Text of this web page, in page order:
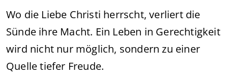
Wo die Liebe Christi herrscht, verliert die
Sünde ihre Macht. Ein Leben in Gerechtigkeit
wird nicht nur möglich, sondern zu einer
Quelle tiefer Freude.